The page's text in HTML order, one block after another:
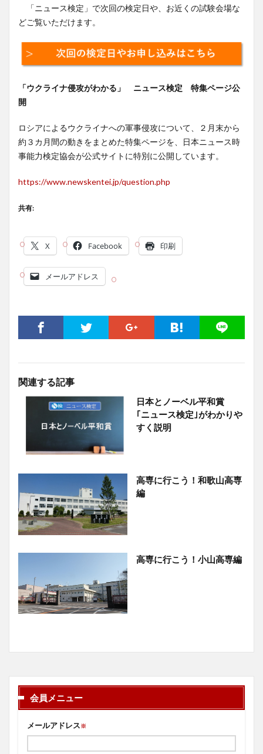
「ニュース検定」で次回の検定日や、お近くの試験会場な
どご覧いただけます。
「ウクライナ侵攻がわかる」 ニュース検定 特集ページ公
開
ロシアによるウクライナへの軍事侵攻について、２月末から
約３カ月間の動きをまとめた特集ページを、日本ニュース時
事能力検定協会が公式サイトに特別に公開しています。
https://www.newskentei.jp/question.php
共有:
X Facebook 印刷
メールアドレス
関連する記事
日本とノーベル平和賞
｢ニュース検定｣がわかりや
すく説明
高専に行こう！和歌山高専
編
高専に行こう！小山高専編
会員メニュー
メールアドレス※